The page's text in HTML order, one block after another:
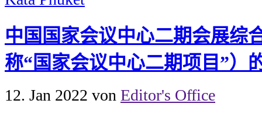
中国国家会议中心二期会展综
称“国家会议中心二期项目”）
12. Jan 2022 von Editor's Office